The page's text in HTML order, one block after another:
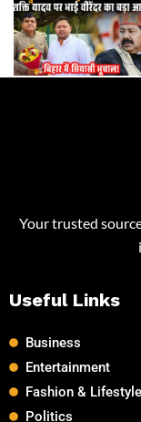
Your trusted
Useful Links
Business
Entertainment
Fashion & Lifestyle
Politics